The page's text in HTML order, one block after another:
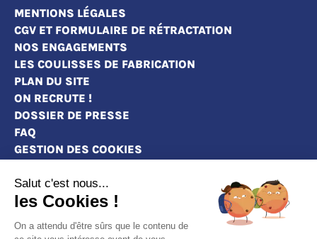
MENTIONS LÉGALES
CGV ET FORMULAIRE DE RÉTRACTATION
NOS ENGAGEMENTS
LES COULISSES DE FABRICATION
PLAN DU SITE
ON RECRUTE !
DOSSIER DE PRESSE
FAQ
GESTION DES COOKIES
MAGASINS
Salut c'est nous...
les Cookies !
On a attendu d'être sûrs que le contenu de